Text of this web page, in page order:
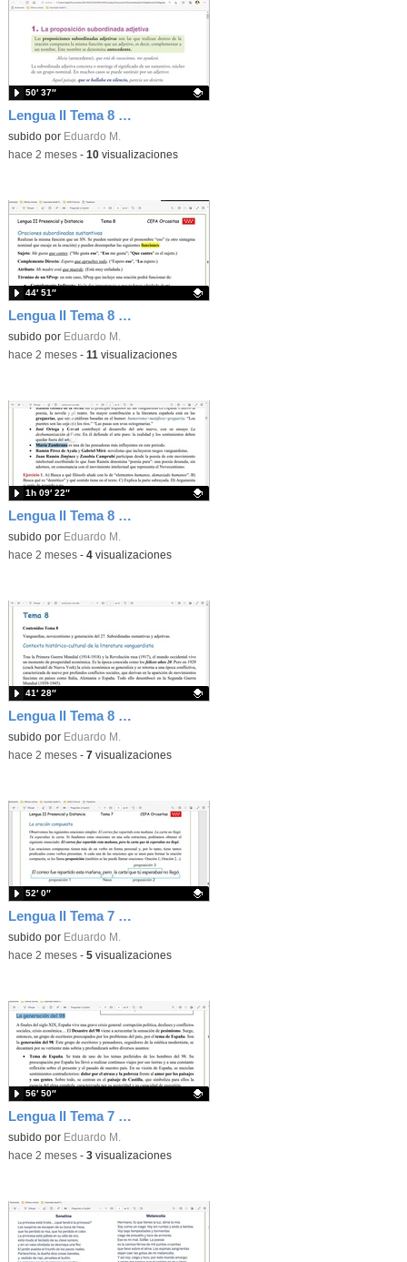
Lengua II Tema 8 Clase 80 20260531 - Oraciones subordinadas adjetivas o de relativo
Contenido educativo.
subido por Eduardo M.
50′ 37″
-hace 2 meses- 10visualizaciones
Lengua II Tema 8 Clase 79 20260520 - Oraciones subordinadas sustantivas
Contenido educativo.
subido por Eduardo M.
44′ 51″
-hace 2 meses- 11 visualizaciones
Lengua II Tema 8 Clase 78 20260520 - Generación del 27
Contenido educativo.
subido por Eduardo M.
1h 09′ 22″
-hace 2 meses- 4visualizaciones
Lengua II Tema 8 Clase 77 20260520 - Vanguardias y generación del 14
Contenido educativo.
subido por Eduardo M.
41′ 28″
-hace 2 meses- 7 visualizaciones
Lengua II Tema 7 Clase 76 20260520 - Oraciones compuestas: tipos
Contenido educativo.
subido por Eduardo M.
52′ 0″
-hace 2 meses- 5visualizaciones
Lengua II Tema 7 Clase 75 20260519 - Generación del 98 (I)
Contenido educativo.
subido por Eduardo M.
56′ 50″
-hace 2 meses- 3visualizaciones